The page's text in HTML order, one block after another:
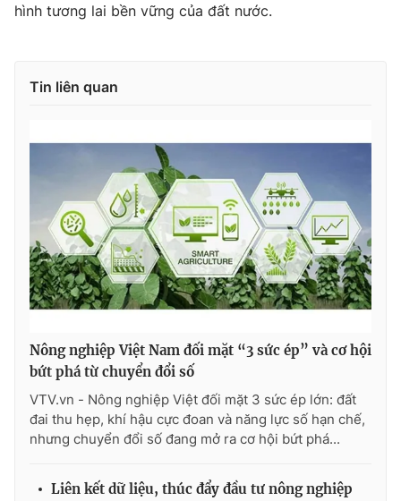
hình tương lai bền vững của đất nước.
Tin liên quan
Nông nghiệp Việt Nam đối mặt “3 sức ép” và cơ hội
bứt phá từ chuyển đổi số
VTV.vn - Nông nghiệp Việt đối mặt 3 sức ép lớn: đất
đai thu hẹp, khí hậu cực đoan và năng lực số hạn chế,
nhưng chuyển đổi số đang mở ra cơ hội bứt phá...
Liên kết dữ liệu, thúc đẩy đầu tư nông nghiệp